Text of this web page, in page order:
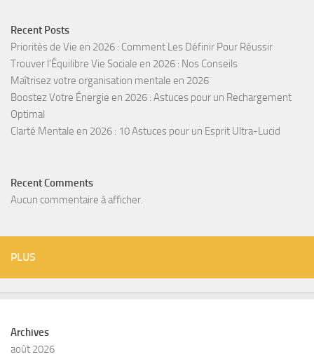
Recent Posts
Priorités de Vie en 2026 : Comment Les Définir Pour Réussir
Trouver l’Équilibre Vie Sociale en 2026 : Nos Conseils
Maîtrisez votre organisation mentale en 2026
Boostez Votre Énergie en 2026 : Astuces pour un Rechargement
Optimal
Clarté Mentale en 2026 : 10 Astuces pour un Esprit Ultra-Lucid
Recent Comments
Aucun commentaire à afficher.
PLUS
Archives
août 2026